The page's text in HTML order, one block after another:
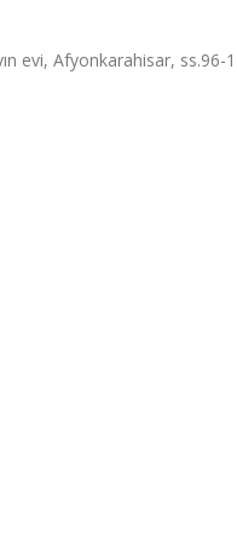
evi, Afyonkarahisar, ss.96-